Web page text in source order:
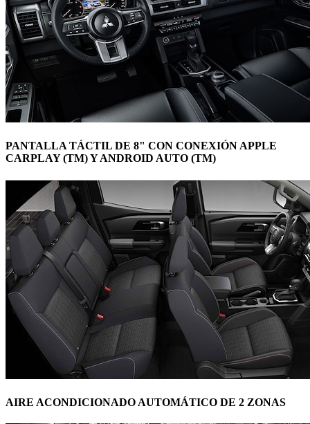
PANTALLA TÁCTIL DE 8" CON CONEXIÓN APPLE
CARPLAY (TM) Y ANDROID AUTO (TM)
AIRE ACONDICIONADO AUTOMÁTICO DE 2 ZONAS